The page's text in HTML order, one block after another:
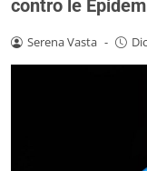
contro le
Serena Vasta -